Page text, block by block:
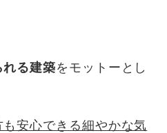
る建築をモットーとし
安心できる細やかな気